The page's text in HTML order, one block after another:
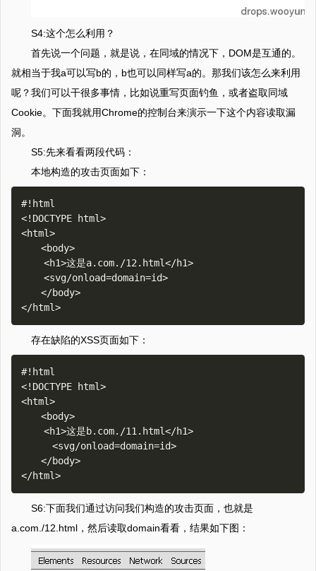
S4:这个怎么利用？
首先说一个问题，就是说，在同域的情况下，DOM是互通的。
就相当于我a可以写b的，b也可以同样写a的。那我们该怎么来利用
呢？我们可以干很多事情，比如说重写页面钓鱼，或者盗取同域
Cookie。下面我就用Chrome的控制台来演示一下这个内容读取漏
洞。
S5:先来看看两段代码：
本地构造的攻击页面如下：
#!html
<!DOCTYPE html>
<html>
<body>
</body>
存在缺陷的XSS页面如下：
#!html
<!DOCTYPE html>
<html>
<body>
<svg/onload=domain=id>
</body>
S6:下面我们通过访问我们构造的攻击页面，也就是
a.com./12.html，然后读取domain看看，结果如下图：